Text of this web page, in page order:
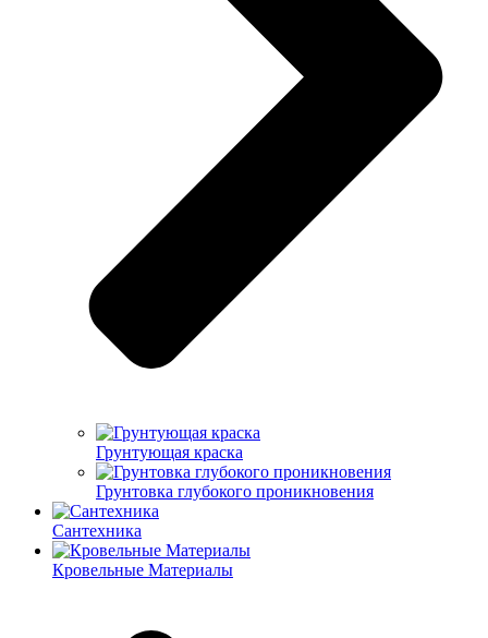
Грунтующая краска
Грунтовка глубокого проникновения
Сантехника
Кровельные Материалы